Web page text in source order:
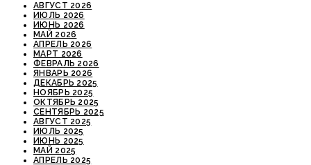
АВГУСТ 2026
ИЮЛЬ 2026
ИЮНЬ 2026
МАЙ 2026
АПРЕЛЬ 2026
МАРТ 2026
ФЕВРАЛЬ 2026
ЯНВАРЬ 2026
ДЕКАБРЬ 2025
НОЯБРЬ 2025
ОКТЯБРЬ 2025
СЕНТЯБРЬ 2025
АВГУСТ 2025
ИЮЛЬ 2025
ИЮНЬ 2025
МАЙ 2025
АПРЕЛЬ 2025